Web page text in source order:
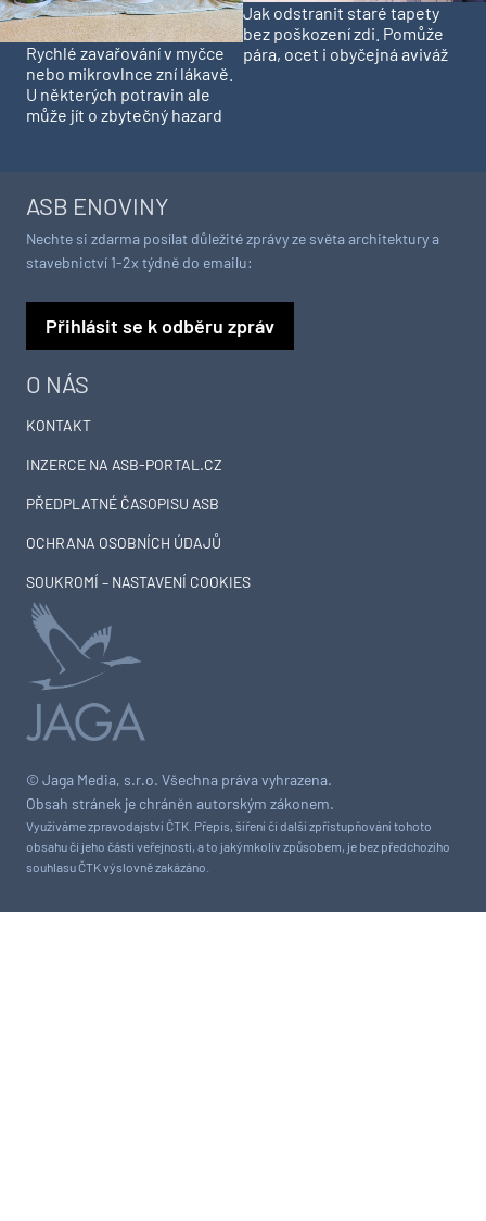
Rychlé zavařování v myčce
nebo mikrovlnce zní lákavě.
U některých potravin ale
může jít o zbytečný hazard
Jak odstranit staré tapety
bez poškození zdi. Pomůže
pára, ocet i obyčejná aviváž
© Jaga Media, s.r.o. Všechna práva vyhrazena.
Obsah stránek je chráněn autorským zákonem.
Využíváme zpravodajství ČTK. Přepis, šíření či další zpřístupňování tohoto
obsahu či jeho části veřejnosti, a to jakýmkoliv způsobem, je bez předchozího
souhlasu ČTK výslovně zakázáno.
O NÁS
KONTAKT
INZERCE NA ASB-PORTAL.CZ
PŘEDPLATNÉ ČASOPISU ASB
OCHRANA OSOBNÍCH ÚDAJŮ
SOUKROMÍ – NASTAVENÍ COOKIES
ASB ENOVINY
Nechte si zdarma posílat důležité zprávy ze světa architektury a
stavebnictví 1-2x týdně do emailu:
Přihlásit se k odběru zpráv